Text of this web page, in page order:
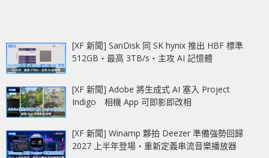
[XF 新聞] SanDisk 同 SK hynix 推出 HBF 標準
512GB‧最高 3TB/s‧主攻 AI 記憶體
[XF 新聞] Adobe 將生成式 AI 塞入 Project
Indigo 相機 App 可即影即改相
[XF 新聞] Winamp 夥拍 Deezer 準備強勢回歸
2027 上半年登場‧重新定義串流音樂播放器